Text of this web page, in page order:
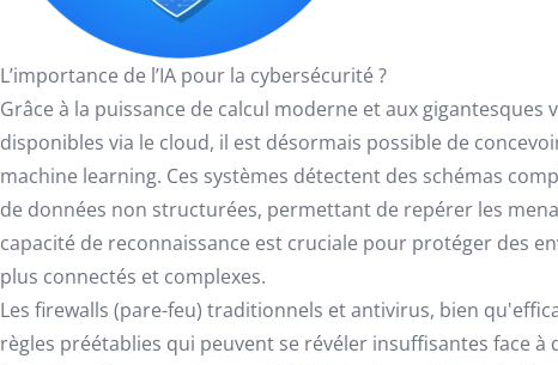
L’importance de l’IA pour la cybersécurité ?
Grâce à la puissance de calcul moderne et aux gigantesques
disponibles via le cloud, il est désormais possible de
machine learning. Ces systèmes détectent des schémas
de données non structurées, permettant de repérer les
capacité de reconnaissance est cruciale pour protéger des
plus connectés et complexes.
Les firewalls (pare-feu) traditionnels et antivirus, bien
règles préétablies qui peuvent se révéler insuffisantes face à